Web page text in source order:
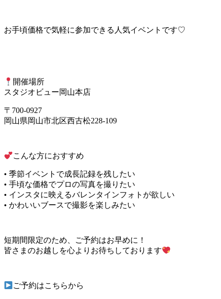
お手頃価格で気軽に参加できる人気イベントです♡
開催場所
スタジオビュー岡山本店
〒700-0927
岡山県岡山市北区西古松228-109
こんな方におすすめ
• 季節イベントで成長記録を残したい
• 手頃な価格でプロの写真を撮りたい
• インスタに映えるバレンタインフォトが欲しい
• かわいいブースで撮影を楽しみたい
短期間限定のため、ご予約はお早めに！
皆さまのお越しを心よりお待ちしております
ご予約はこちらから